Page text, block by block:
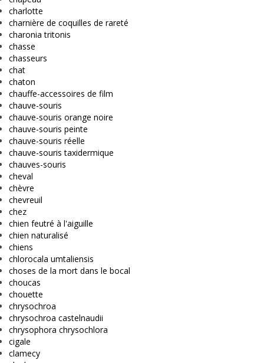
charlotte
charnière de coquilles de rareté
charonia tritonis
chasse
chasseurs
chat
chaton
chauffe-accessoires de film
chauve-souris
chauve-souris orange noire
chauve-souris peinte
chauve-souris réelle
chauve-souris taxidermique
chauves-souris
cheval
chèvre
chevreuil
chez
chien feutré à l'aiguille
chien naturalisé
chiens
chlorocala umtaliensis
choses de la mort dans le bocal
choucas
chouette
chrysochroa
chrysochroa castelnaudii
chrysophora chrysochlora
cigale
clamecy